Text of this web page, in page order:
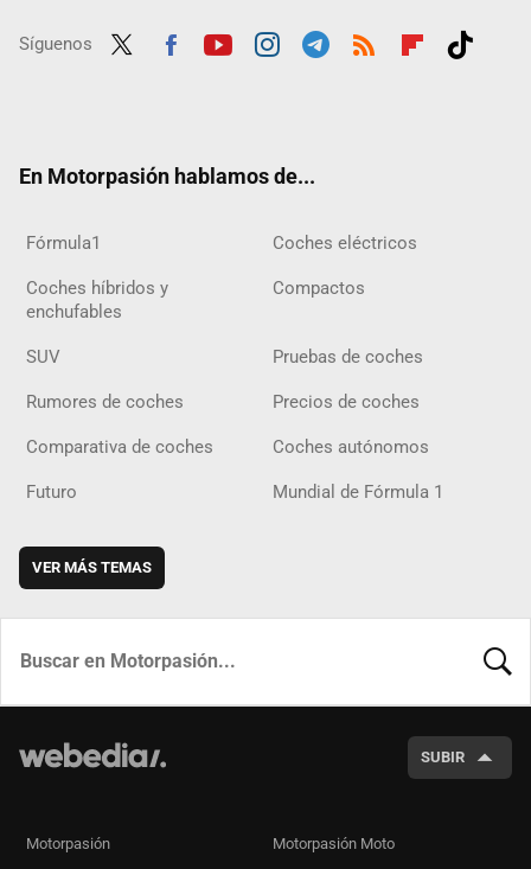
Síguenos
En Motorpasión hablamos de...
Fórmula1 Coches eléctricos
Coches híbridos y
enchufables
Compactos
SUV Pruebas de coches
Rumores de coches Precios de coches
Comparativa de coches Coches autónomos
Futuro Mundial de Fórmula 1
VER MÁS TEMAS
SUBIR
Motorpasión Motorpasión Moto